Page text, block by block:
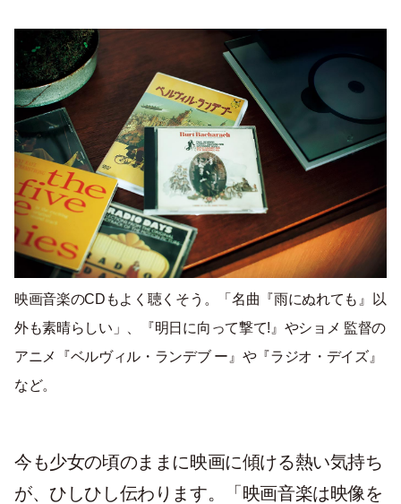
映画音楽のCDもよく聴くそう。「名曲『雨にぬれても』以
外も素晴らしい」、『明日に向って撃て!』やショメ 監督の
アニメ『ベルヴィル・ランデブ ー』や『ラジオ・デイズ』
など。
今も少女の頃のままに映画に傾ける熱い気持ち
が、ひしひし伝わります。「映画音楽は映像を